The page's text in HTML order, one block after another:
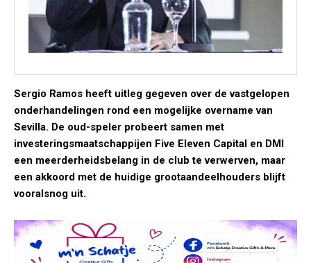
Sergio Ramos heeft uitleg gegeven over de vastgelopen
onderhandelingen rond een mogelijke overname van
Sevilla. De oud-speler probeert samen met
investeringsmaatschappijen Five Eleven Capital en DMI
een meerderheidsbelang in de club te verwerven, maar
een akkoord met de huidige grootaandeelhouders blijft
vooralsnog uit.